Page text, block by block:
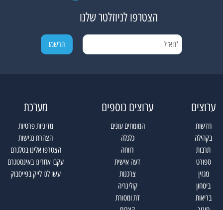
הצטרפו לניוזלטר שלנו
ערוצים
חדשות
בקהילה
תרבות
ספורט
מגזין
ביטחון
בריאות
ערוצים נוספים
המומחים עונים
כלכלה
רווחה
דעה אישית
צרכנות
קולינריה
דת ומסורת
מערכת
מדיניות פרטיות
הצהרת נגישות
הצטרפו אלינו בטלגרם
עקבו אחרינו באינסטגרם
עשו לנו לייק בפייסבוק